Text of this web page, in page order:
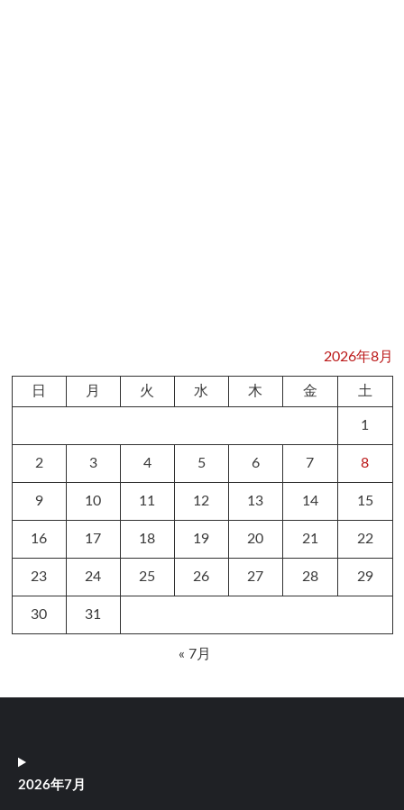
2026年8月
日 月 火 水 木 金 土
1
2 3 4 5 6 7 8
9 10 11 12 13 14 15
16 17 18 19 20 21 22
23 24 25 26 27 28 29
30 31
« 7月
2026年7月